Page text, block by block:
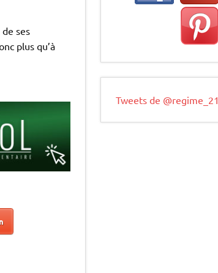
ses
plus qu’à
Tweets de @regime_21